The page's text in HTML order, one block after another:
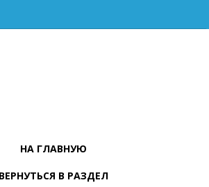
НА ГЛАВНУЮ
ВЕРНУТЬСЯ В РАЗДЕЛ